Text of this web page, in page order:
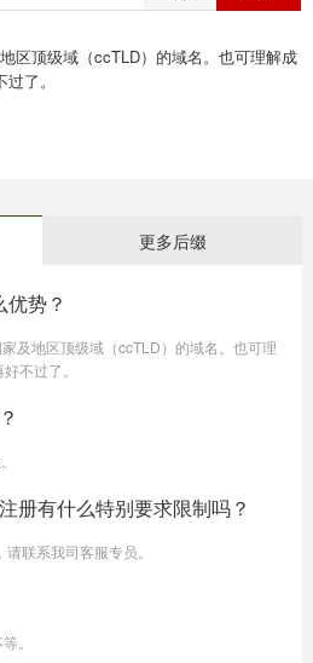
区顶级域（ccTLD）的域名。也可理解成
了。
更多后缀
势？
及地区顶级域（ccTLD）的域名。也可理
不过了。
册有什么特别要求限制吗？
联系我司客服专员。
。